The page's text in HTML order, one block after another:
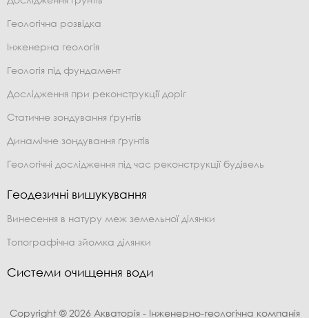
Геологічна розвідка
Інженерна геологія
Геологія під фундамент
Дослідження при реконструкції доріг
Статичне зондування ґрунтів
Динамічне зондування ґрунтів
Геологічні дослідження під час реконструкції будівель
Геодезичні вишукування
Винесення в натуру меж земельної ділянки
Топографічна зйомка ділянки
Системи очищення води
Copyright © 2026 Акваторія - Інженерно-геологічна компанія